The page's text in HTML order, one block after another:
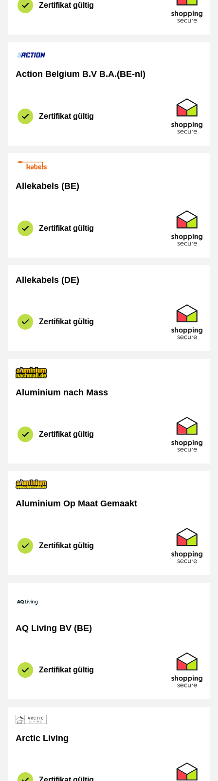
Zertifikat gültig
Action Belgium B.V B.A.(BE-nl)
Zertifikat gültig
Zertifikat
Shopping
Allekabels (BE)
Zertifikat gültig
Zertifikat
Shopping
Allekabels (DE)
Zertifikat gültig
Zertifikat
Shopping
Aluminium nach Mass
Zertifikat gültig
Zertifikat
Shopping
Aluminium Op Maat Gemaakt
Zertifikat gültig
Zertifikat
Shopping
AQ Living BV (BE)
Zertifikat gültig
Zertifikat
Shopping
Arctic Living
Zertifikat
Shopping